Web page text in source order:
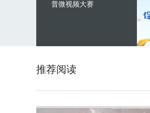
普微视频大赛
推荐阅读